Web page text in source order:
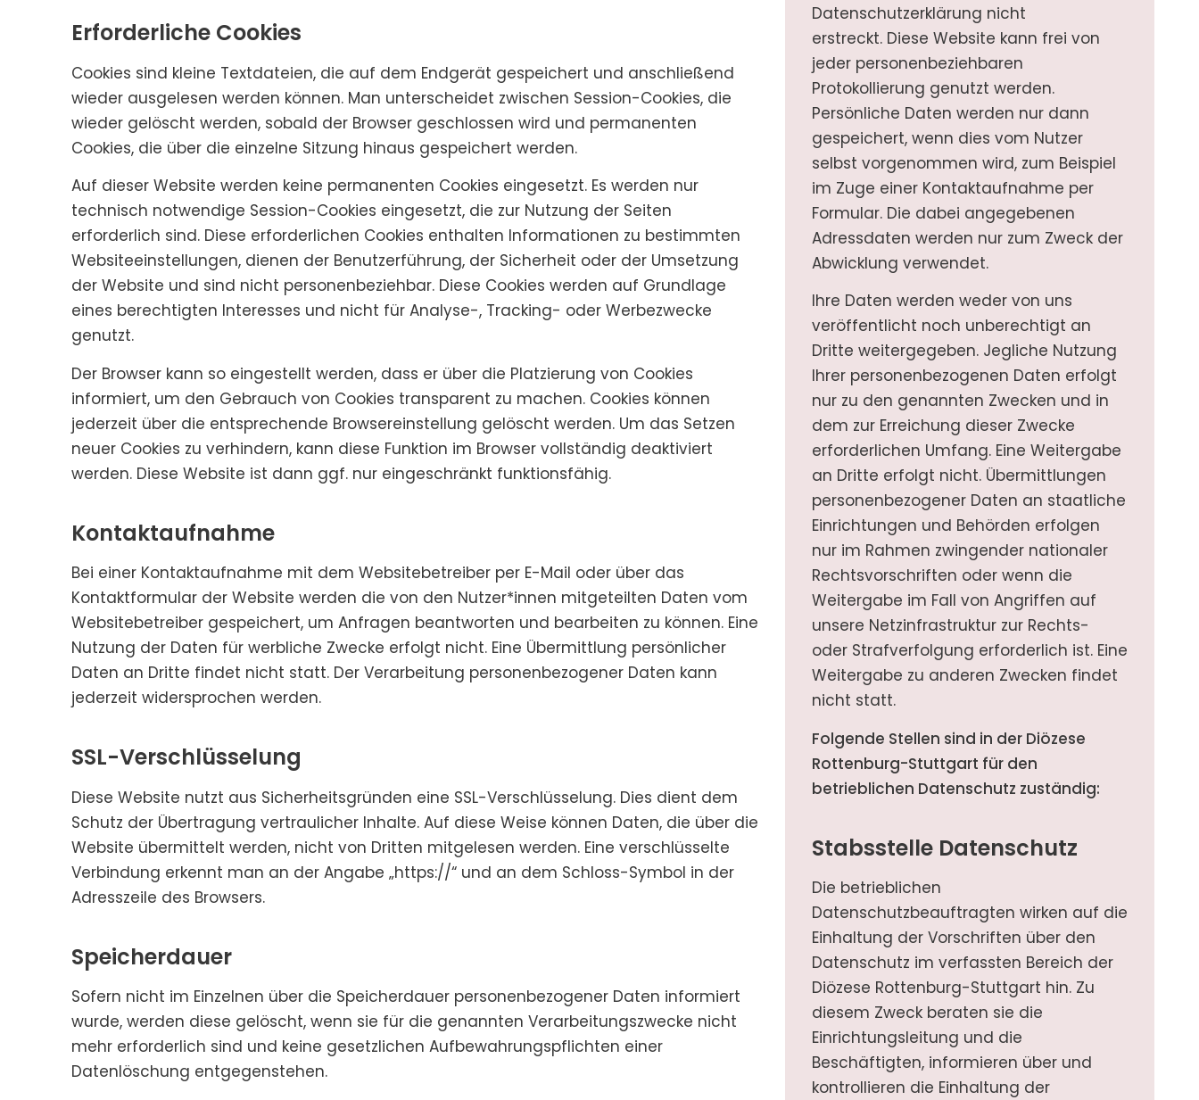
Erforderliche Cookies
Cookies sind kleine Textdateien, die auf dem Endgerät gespeichert und anschließend
wieder ausgelesen werden können. Man unterscheidet zwischen Session-Cookies, die
wieder gelöscht werden, sobald der Browser geschlossen wird und permanenten
Cookies, die über die einzelne Sitzung hinaus gespeichert werden.
Auf dieser Website werden keine permanenten Cookies eingesetzt. Es werden nur
technisch notwendige Session-Cookies eingesetzt, die zur Nutzung der Seiten
erforderlich sind. Diese erforderlichen Cookies enthalten Informationen zu bestimmten
Websiteeinstellungen, dienen der Benutzerführung, der Sicherheit oder der Umsetzung
der Website und sind nicht personenbeziehbar. Diese Cookies werden auf Grundlage
eines berechtigten Interesses und nicht für Analyse-, Tracking- oder Werbezwecke
genutzt.
Der Browser kann so eingestellt werden, dass er über die Platzierung von Cookies
informiert, um den Gebrauch von Cookies transparent zu machen. Cookies können
jederzeit über die entsprechende Browsereinstellung gelöscht werden. Um das Setzen
neuer Cookies zu verhindern, kann diese Funktion im Browser vollständig deaktiviert
werden. Diese Website ist dann ggf. nur eingeschränkt funktionsfähig.
Kontaktaufnahme
Bei einer Kontaktaufnahme mit dem Websitebetreiber per E-Mail oder über das
Kontaktformular der Website werden die von den Nutzer*innen mitgeteilten Daten vom
Websitebetreiber gespeichert, um Anfragen beantworten und bearbeiten zu können. Eine
Nutzung der Daten für werbliche Zwecke erfolgt nicht. Eine Übermittlung persönlicher
Daten an Dritte findet nicht statt. Der Verarbeitung personenbezogener Daten kann
jederzeit widersprochen werden.
SSL-Verschlüsselung
Diese Website nutzt aus Sicherheitsgründen eine SSL-Verschlüsselung. Dies dient dem
Schutz der Übertragung vertraulicher Inhalte. Auf diese Weise können Daten, die über die
Website übermittelt werden, nicht von Dritten mitgelesen werden. Eine verschlüsselte
Verbindung erkennt man an der Angabe „https://“ und an dem Schloss-Symbol in der
Adresszeile des Browsers.
Speicherdauer
Sofern nicht im Einzelnen über die Speicherdauer personenbezogener Daten informiert
wurde, werden diese gelöscht, wenn sie für die genannten Verarbeitungszwecke nicht
mehr erforderlich sind und keine gesetzlichen Aufbewahrungspflichten einer
Datenlöschung entgegenstehen.
Datenschutzerklärung nicht
erstreckt. Diese Website kann frei von
jeder personenbeziehbaren
Protokollierung genutzt werden.
Persönliche Daten werden nur dann
gespeichert, wenn dies vom Nutzer
selbst vorgenommen wird, zum Beispiel
im Zuge einer Kontaktaufnahme per
Formular. Die dabei angegebenen
Adressdaten werden nur zum Zweck der
Abwicklung verwendet.
Ihre Daten werden weder von uns
veröffentlicht noch unberechtigt an
Dritte weitergegeben. Jegliche Nutzung
Ihrer personenbezogenen Daten erfolgt
nur zu den genannten Zwecken und in
dem zur Erreichung dieser Zwecke
erforderlichen Umfang. Eine Weitergabe
an Dritte erfolgt nicht. Übermittlungen
personenbezogener Daten an staatliche
Einrichtungen und Behörden erfolgen
nur im Rahmen zwingender nationaler
Rechtsvorschriften oder wenn die
Weitergabe im Fall von Angriffen auf
unsere Netzinfrastruktur zur Rechts-
oder Strafverfolgung erforderlich ist. Eine
Weitergabe zu anderen Zwecken findet
nicht statt.
Folgende Stellen sind in der Diözese
Rottenburg-Stuttgart für den
betrieblichen Datenschutz zuständig:
Stabsstelle Datenschutz
Die betrieblichen
Datenschutzbeauftragten wirken auf die
Einhaltung der Vorschriften über den
Datenschutz im verfassten Bereich der
Diözese Rottenburg-Stuttgart hin. Zu
diesem Zweck beraten sie die
Einrichtungsleitung und die
Beschäftigten, informieren über und
kontrollieren die Einhaltung der